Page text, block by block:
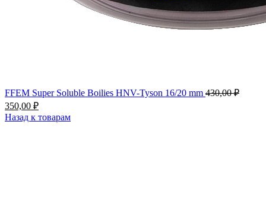
FFEM Super Soluble Boilies HNV-Tyson 16/20 mm 430,00₽
350,00 ₽
Назад к товарам